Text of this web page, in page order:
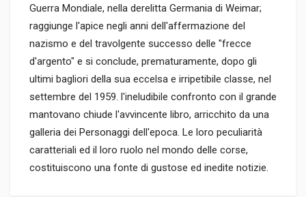
Guerra Mondiale, nella derelitta Germania di Weimar;
raggiunge l'apice negli anni dell'affermazione del
nazismo e del travolgente successo delle "frecce
d'argento" e si conclude, prematuramente, dopo gli
ultimi bagliori della sua eccelsa e irripetibile classe, nel
settembre del 1959. l'ineludibile confronto con il grande
mantovano chiude l'avvincente libro, arricchito da una
galleria dei Personaggi dell'epoca. Le loro peculiarità
caratteriali ed il loro ruolo nel mondo delle corse,
costituiscono una fonte di gustose ed inedite notizie.